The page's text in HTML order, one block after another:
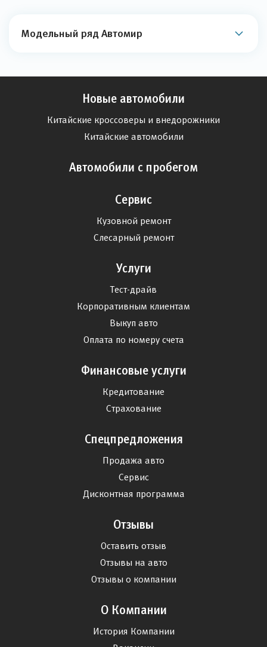
Модельный ряд Автомир
Новые автомобили
Китайские кроссоверы и внедорожники
Китайские автомобили
Автомобили с пробегом
Сервис
Кузовной ремонт
Слесарный ремонт
Услуги
Тест-драйв
Корпоративным клиентам
Выкуп авто
Оплата по номеру счета
Финансовые услуги
Кредитование
Страхование
Спецпредложения
Продажа авто
Сервис
Дисконтная программа
Отзывы
Оставить отзыв
Отзывы на авто
Отзывы о компании
О Компании
История Компании